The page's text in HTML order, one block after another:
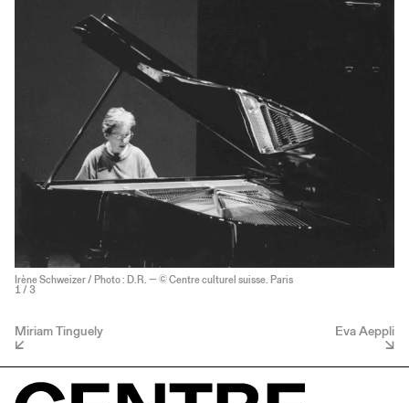
Irène Schweizer / Photo : D.R. — © Centre culturel suisse. Paris
1 / 3
Miriam Tinguely Eva Aeppli